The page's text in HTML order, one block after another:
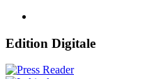
Edition Digitale